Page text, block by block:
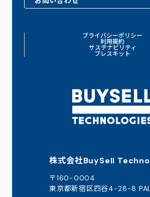
株式会社BuySell
〒160-0004
東京都新宿区四谷4-28-8
プライバシーポリシー
利用規約
サステナビリティ
プレスキット